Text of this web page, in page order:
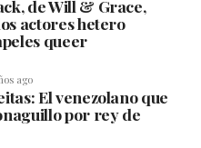
de Will & Grace,
actores hetero
queer
ago
El venezolano que
por rey de